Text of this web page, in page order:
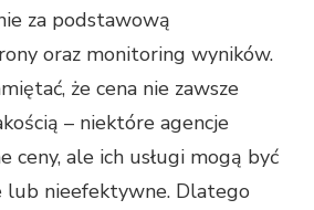
za podstawową
oraz monitoring wyników.
że cena nie zawsze
– niektóre agencje
ceny, ale ich usługi mogą być
lub nieefektywne. Dlatego